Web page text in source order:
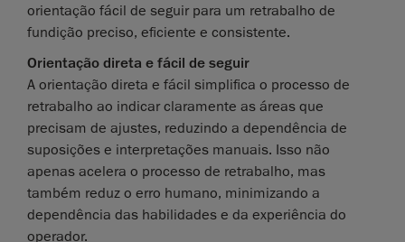
orientação fácil de seguir para um retrabalho de
fundição preciso, eficiente e consistente.
Orientação direta e fácil de seguir
A orientação direta e fácil simplifica o processo de
retrabalho ao indicar claramente as áreas que
precisam de ajustes, reduzindo a dependência de
suposições e interpretações manuais. Isso não
apenas acelera o processo de retrabalho, mas
também reduz o erro humano, minimizando a
dependência das habilidades e da experiência do
operador.